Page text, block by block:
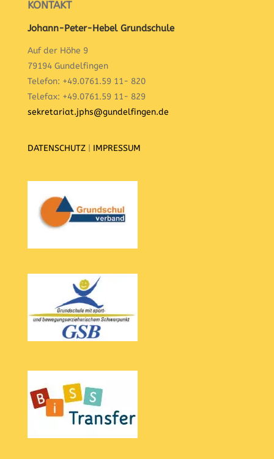
KONTAKT
Johann-Peter-Hebel Grundschule
Auf der Höhe 9
79194 Gundelfingen
Telefon: +49.0761.59 11- 820
Telefax: +49.0761.59 11- 829
sekretariat.jphs@gundelfingen.de
DATENSCHUTZ| IMPRESSUM